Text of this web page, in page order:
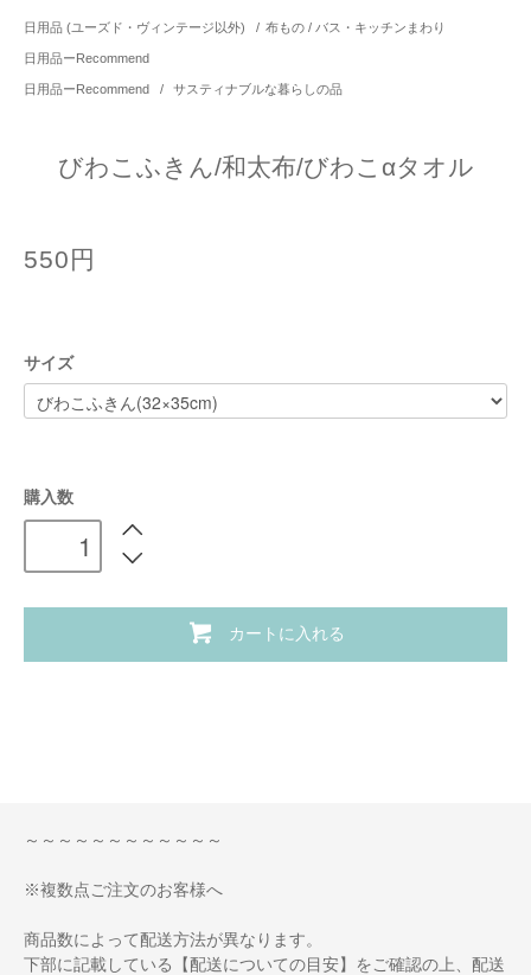
日用品 (ユーズド・ヴィンテージ以外) / 布もの / バス・キッチンまわり
日用品ーRecommend
日用品ーRecommend / サスティナブルな暮らしの品
びわこふきん/和太布/びわこαタオル
550円
サイズ
購入数
カートに入れる
～～～～～～～～～～～～
※複数点ご注文のお客様へ
商品数によって配送方法が異なります。
下部に記載している【配送についての目安】をご確認の上、配送